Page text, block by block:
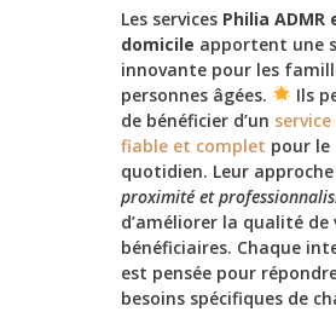
Les services Philia ADMR
domicile apportent une
innovante pour les
personnes âgées.
Ils
de bénéficier d’un
fiable et complet pour le
quotidien. Leur
proximité et
d’améliorer la qualité de
bénéficiaires. Chaque
est pensée pour
besoins spécifiques de